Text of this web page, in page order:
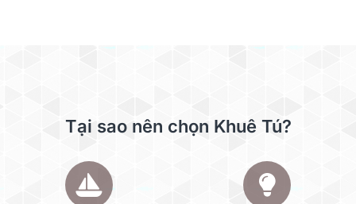
Tại sao nên chọn Khuê Tú?